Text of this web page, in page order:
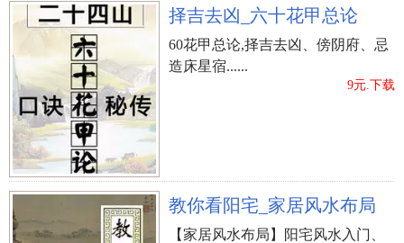
择吉去凶_六十花甲总论
60花甲总论,择吉去凶、傍阴府、忌
造床星宿......
9元.下载
教你看阳宅_家居风水布局
【家居风水布局】阳宅风水入门、